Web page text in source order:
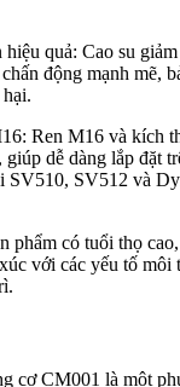
quả: Cao su
động mạnh mẽ,
Ren M16 và kích
dễ dàng lắp đặt
SV510, SV512 và
phẩm có tuổi thọ
với các yếu tố môi
cơ CM001 là một